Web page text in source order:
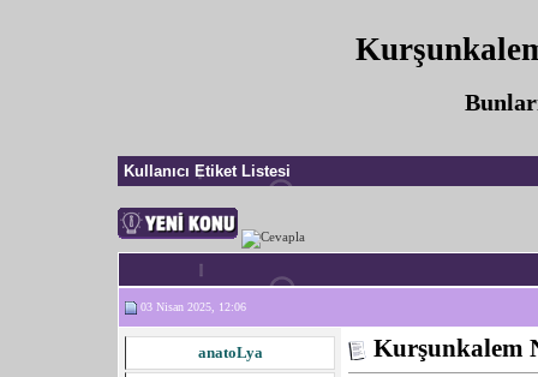
Kullanıcı Etiket Listesi
03 Nisan 2025, 12:06
anatoLya Kurşunkalem